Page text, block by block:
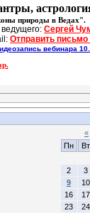
природы в Ведах".
Сергей
Отправить
вебинара
«
Пн
Вт
2
3
9
10
16
17
23
24